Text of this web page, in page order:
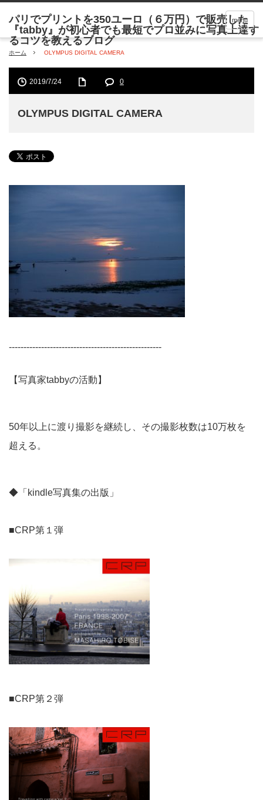
menu
ホーム OLYMPUS DIGITAL CAMERA
2019/7/24 0
OLYMPUS DIGITAL CAMERA
----------------------------------------------------
【写真家tabbyの活動】
50年以上に渡り撮影を継続し、その撮影枚数は10万枚を
超える。
◆「kindle写真集の出版」
■CRP第１弾
■CRP第２弾